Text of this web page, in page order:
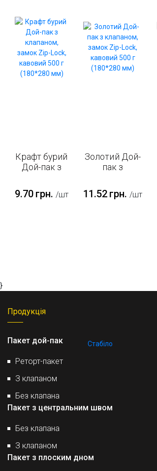
Крафт бурий
Дой-пак з
замок Zip-
Lock,
9.70 грн. /шт
Золотий Дой-
пак з
замок Zip-
Lock, кавовий
11.52 грн. /шт
}
Продукція
Пакет дой-пак
Реторт-пакет
З клапаном
Без клапана
Стабіло
Пакет з центральним швом
Без клапана
З клапаном
Пакет з плоским дном